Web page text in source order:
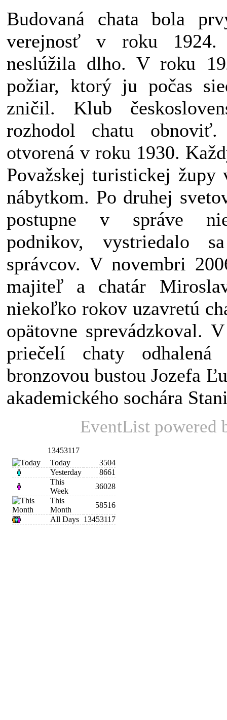
Budovaná chata bola
verejnosť v roku 1924.
neslúžila dlho. V roku
požiar, ktorý ju počas
zničil. Klub
rozhodol chatu
otvorená v roku 1930.
Považskej turistickej
nábytkom. Po druhej
postupne v správe
podnikov, vystriedalo
správcov. V novembri
majiteľ a chatár
niekoľko rokov uzavretú
opätovne sprevádzkoval.
priečelí chaty odhalená
bronzovou bustou Jozefa
akademického sochára
EventList powered
13453117
Today
3504
Yesterday
8661
This
Week
36028
This
Month
58516
All Days
13453117